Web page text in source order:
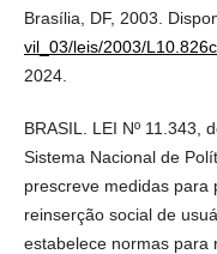
Brasília, DF, 2003.
vil_03/leis/2003/
2024.
BRASIL. LEI Nº 11.343,
Sistema Nacional de
prescreve medidas para
reinserção social de
estabelece normas para